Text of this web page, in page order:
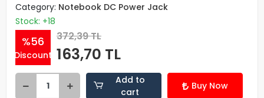
Category: Notebook DC Power Jack
Stock: +18
%56
Discount
372,39 TL
163,70 TL
Add to
cart
Buy Now